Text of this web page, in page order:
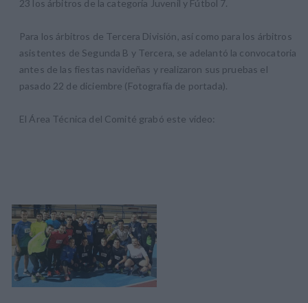
23 los árbitros de la categoría Juvenil y Fútbol 7.
Para los árbitros de Tercera División, así como para los árbitros
asistentes de Segunda B y Tercera, se adelantó la convocatoria
antes de las fiestas navideñas y realizaron sus pruebas el
pasado 22 de diciembre (Fotografía de portada).
El Área Técnica del Comité grabó este vídeo: